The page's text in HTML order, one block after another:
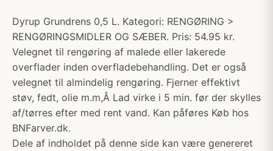
Dyrup Grundrens 0,5 L. Kategori: RENGØRING >
RENGØRINGSMIDLER OG SÆBER. Pris: 54.95 kr.
Velegnet til rengøring af malede eller lakerede
overflader inden overfladebehandling. Det er også
velegnet til almindelig rengøring. Fjerner effektivt
støv, fedt, olie m.m,Â Lad virke i 5 min. før der skylles
af/tørres efter med rent vand. Kan påføres Køb hos
BNFarver.dk.
Dele af indholdet på denne side kan være genereret